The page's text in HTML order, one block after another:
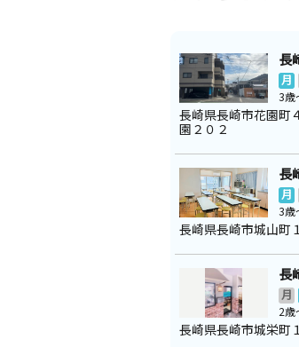
長
月
3歳
長崎県長崎市花園
園２０２
長
月
3歳
長崎県長崎市城山
長
月
2歳
長崎県長崎市城栄